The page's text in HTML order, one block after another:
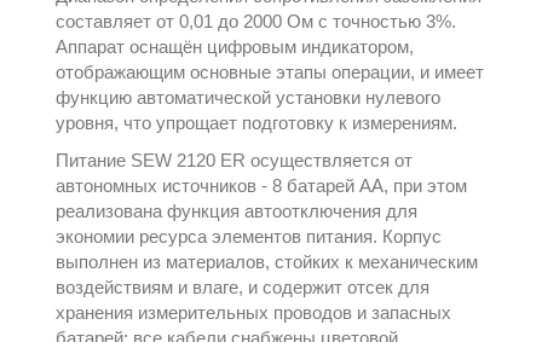
составляет от 0,01 до 2000 Ом с точностью 3%.
Аппарат оснащён цифровым индикатором,
отображающим основные этапы операции, и имеет
функцию автоматической установки нулевого
уровня, что упрощает подготовку к измерениям.
Питание SEW 2120 ER осуществляется от
автономных источников - 8 батарей АА, при этом
реализована функция автоотключения для
экономии ресурса элементов питания. Корпус
выполнен из материалов, стойких к механическим
воздействиям и влаге, и содержит отсек для
хранения измерительных проводов и запасных
батарей; все кабели снабжены цветовой